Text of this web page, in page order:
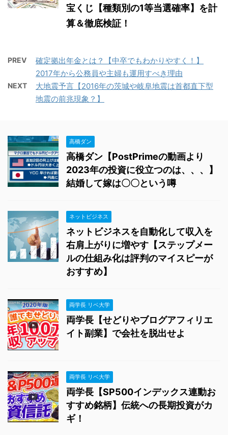
宝くじ【種類別の1等当選確率】を計
算＆徹底検証！
PREV
確定拠出年金とは？【中卒でもわかりやすく！】
2017年から公務員や主婦も運用すべき理由
NEXT
大地震予言【2016年の茨城や岐阜地震は首都直下型
地震の前兆現象？】
高橋ダン
高橋ダン【PostPrimeの動画より
2023年の投資に役立つのは、、、】
結婚して嫁は〇〇という噂
ネットビジネス
ネットビジネスを自動化して収入を
右肩上がりに増やす【ステップメー
ルの仕組み化は評判のマイスピーが
おすすめ】
両学長 リベ大学
両学長【せどりやブログアフィリエ
イト副業】で会社を脱出せよ
両学長 リベ大学
両学長【SP500インデックス連動お
すすめ銘柄】伝統への長期投資がカ
ギ！